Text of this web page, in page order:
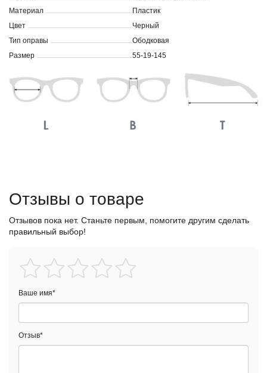
Материал
Пластик
Цвет
Черный
Тип оправы
Ободковая
Размер
55-19-145
Отзывы о товаре
Отзывов пока нет. Станьте первым, помогите другим сделать
правильный выбор!
Ваше имя*
Отзыв*